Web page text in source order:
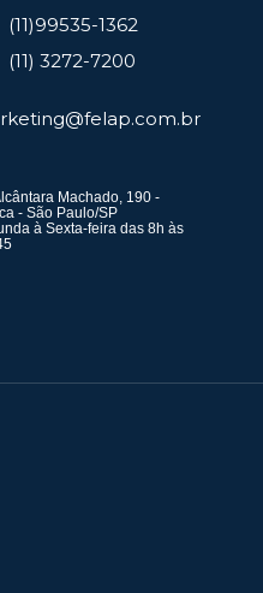
(11)99535-1362
(11) 3272-7200
Machado, 190 -
- São Paulo/SP
à Sexta-feira das 8h às